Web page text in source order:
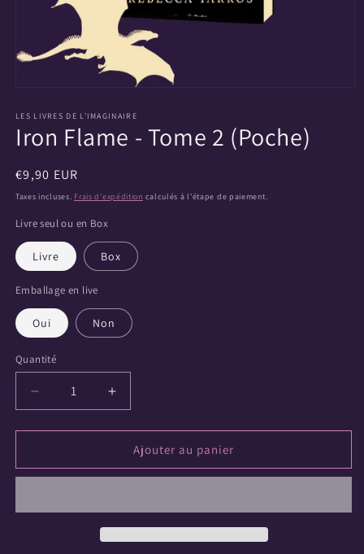
média
1
dans
modale
LES LIVRES DE L'IMAGINAIRE
Iron Flame - Tome 2 (Poche)
Prix
habituel
€9,90 EUR
Taxes incluses. Frais d'expédition calculés à l'étape de paiement.
Livre seul ou en Box
Livre Box
Emballage en live
Oui Non
Quantité
Quantité
Réduire
la
quantité
Iron
Tome
Augmenter
la
quantité
Iron
Tome
Ajouter au panier